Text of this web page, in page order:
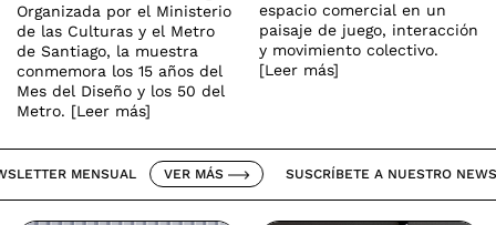
Organizada por el Ministerio
de las Culturas y el Metro
de Santiago, la muestra
conmemora los 15 años del
Mes del Diseño y los 50 del
Metro. [Leer más]
espacio comercial en un
paisaje de juego, interacción
y movimiento colectivo.
[Leer más]
MENSUAL VER MÁS SUSCRÍBETE A NUESTRO